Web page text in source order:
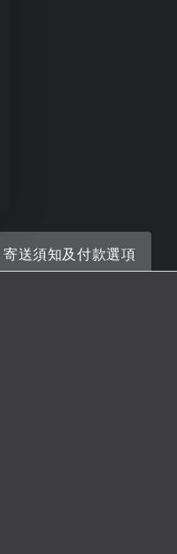
寄送須知及付款選項